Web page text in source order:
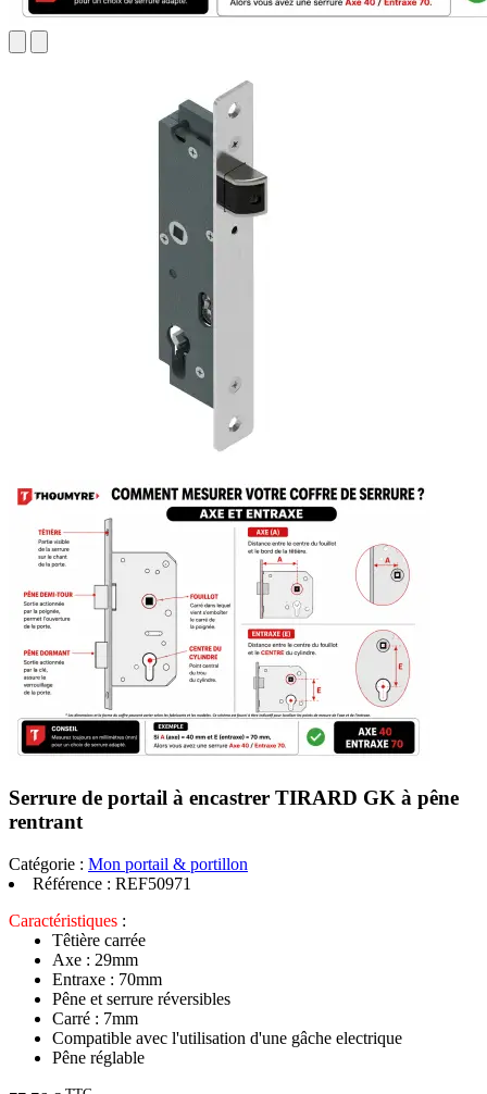
Serrure de portail à encastrer TIRARD GK à pêne
rentrant
Catégorie : Mon portail & portillon
Référence : REF50971
Caractéristiques :
Têtière carrée
Axe : 29mm
Entraxe : 70mm
Pêne et serrure réversibles
Carré : 7mm
Compatible avec l'utilisation d'une gâche electrique
Pêne réglable